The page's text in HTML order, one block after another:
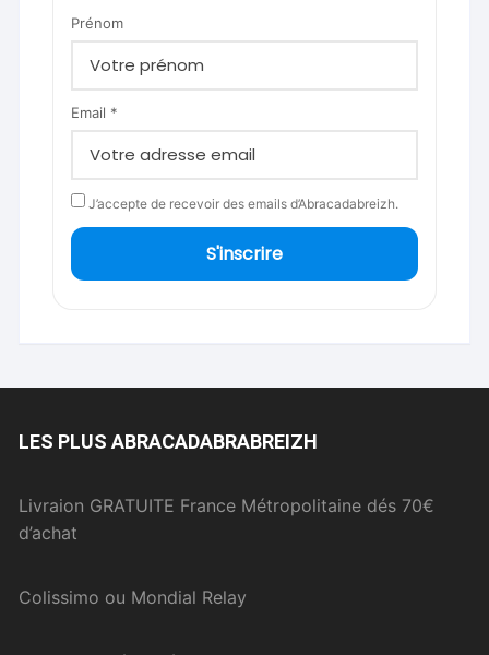
Prénom
Email *
J’accepte de recevoir des emails d’Abracadabreizh.
S'inscrire
LES PLUS ABRACADABRABREIZH
Livraion GRATUITE France Métropolitaine dés 70€
d’achat
Colissimo ou Mondial Relay